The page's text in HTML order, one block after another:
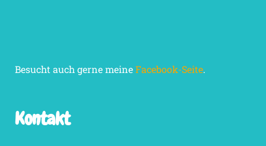
Besucht auch gerne meineFacebook-Seite.
Kontakt